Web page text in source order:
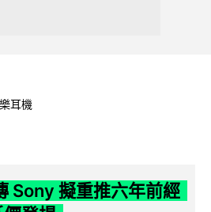
耳機
Sony 擬重推六年前經